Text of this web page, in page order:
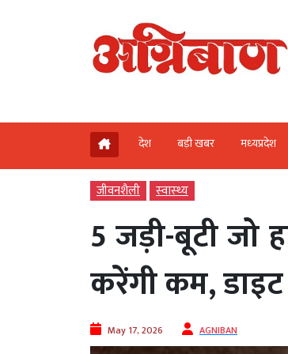
देश बड़ी खबर मध्‍यप्रदेश
जीवनशैली स्‍वास्‍थ्‍य
5 जड़ी-बूटी जो
करेंगी कम,
May 17, 2026 AGNIBAN